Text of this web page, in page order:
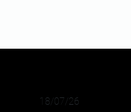
18/07/26